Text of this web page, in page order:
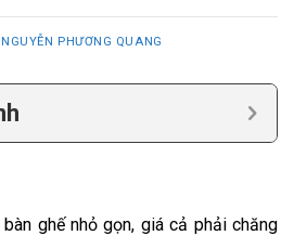
NGUYỄN PHƯƠNG QUANG
ghế nhỏ gọn, giá cả phải chăng